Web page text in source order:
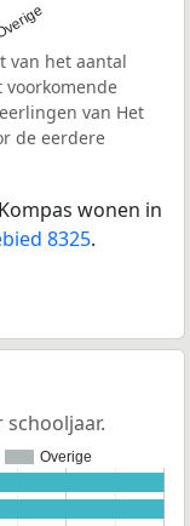
van het aantal
voorkomende
van Het
de eerdere
wonen in
8325.
Overige